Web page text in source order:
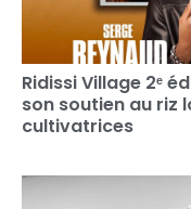
Ridissi Village 2ᵉ
son soutien au riz
cultivatrices